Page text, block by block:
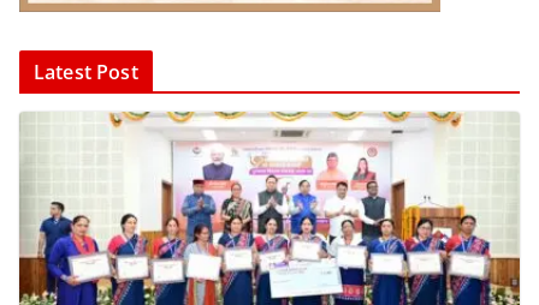
Latest Post